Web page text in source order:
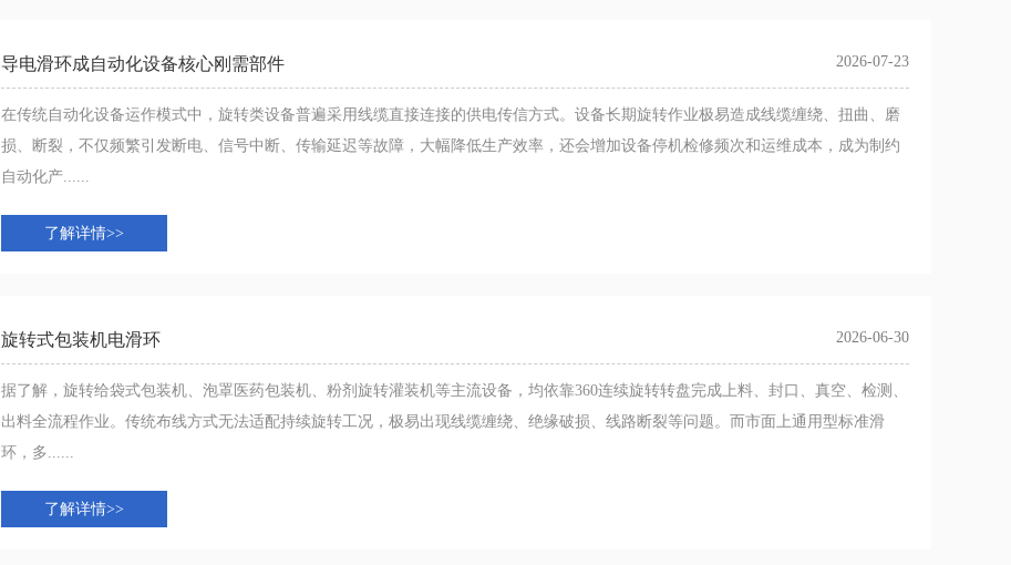
导电滑环成自动化设备核心刚需部件 2026-07-23
在传统自动化设备运作模式中，旋转类设备普遍采用线缆直接连接的供电传信方式。设备长期旋转作业极易造成线缆缠绕、扭曲、磨
损、断裂，不仅频繁引发断电、信号中断、传输延迟等故障，大幅降低生产效率，还会增加设备停机检修频次和运维成本，成为制约
自动化产......
了解详情>>
旋转式包装机电滑环 2026-06-30
据了解，旋转给袋式包装机、泡罩医药包装机、粉剂旋转灌装机等主流设备，均依靠360连续旋转转盘完成上料、封口、真空、检测、
出料全流程作业。传统布线方式无法适配持续旋转工况，极易出现线缆缠绕、绝缘破损、线路断裂等问题。而市面上通用型标准滑
环，多......
了解详情>>